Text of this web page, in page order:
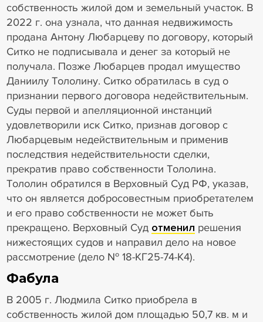
собственность жилой дом и земельный участок. В
2022 г. она узнала, что данная недвижимость
продана Антону Любарцеву по договору, который
Ситко не подписывала и денег за который не
получала. Позже Любарцев продал имущество
Даниилу Тололину. Ситко обратилась в суд о
признании первого договора недействительным.
Суды первой и апелляционной инстанций
удовлетворили иск Ситко, признав договор с
Любарцевым недействительным и применив
последствия недействительности сделки,
прекратив право собственности Тололина.
Тололин обратился в Верховный Суд РФ, указав,
что он является добросовестным приобретателем
и его право собственности не может быть
прекращено. Верховный Суд отменил решения
нижестоящих судов и направил дело на новое
рассмотрение (дело № 18-КГ25-74-К4).
Фабула
В 2005 г. Людмила Ситко приобрела в
собственность жилой дом площадью 50,7 кв. м и